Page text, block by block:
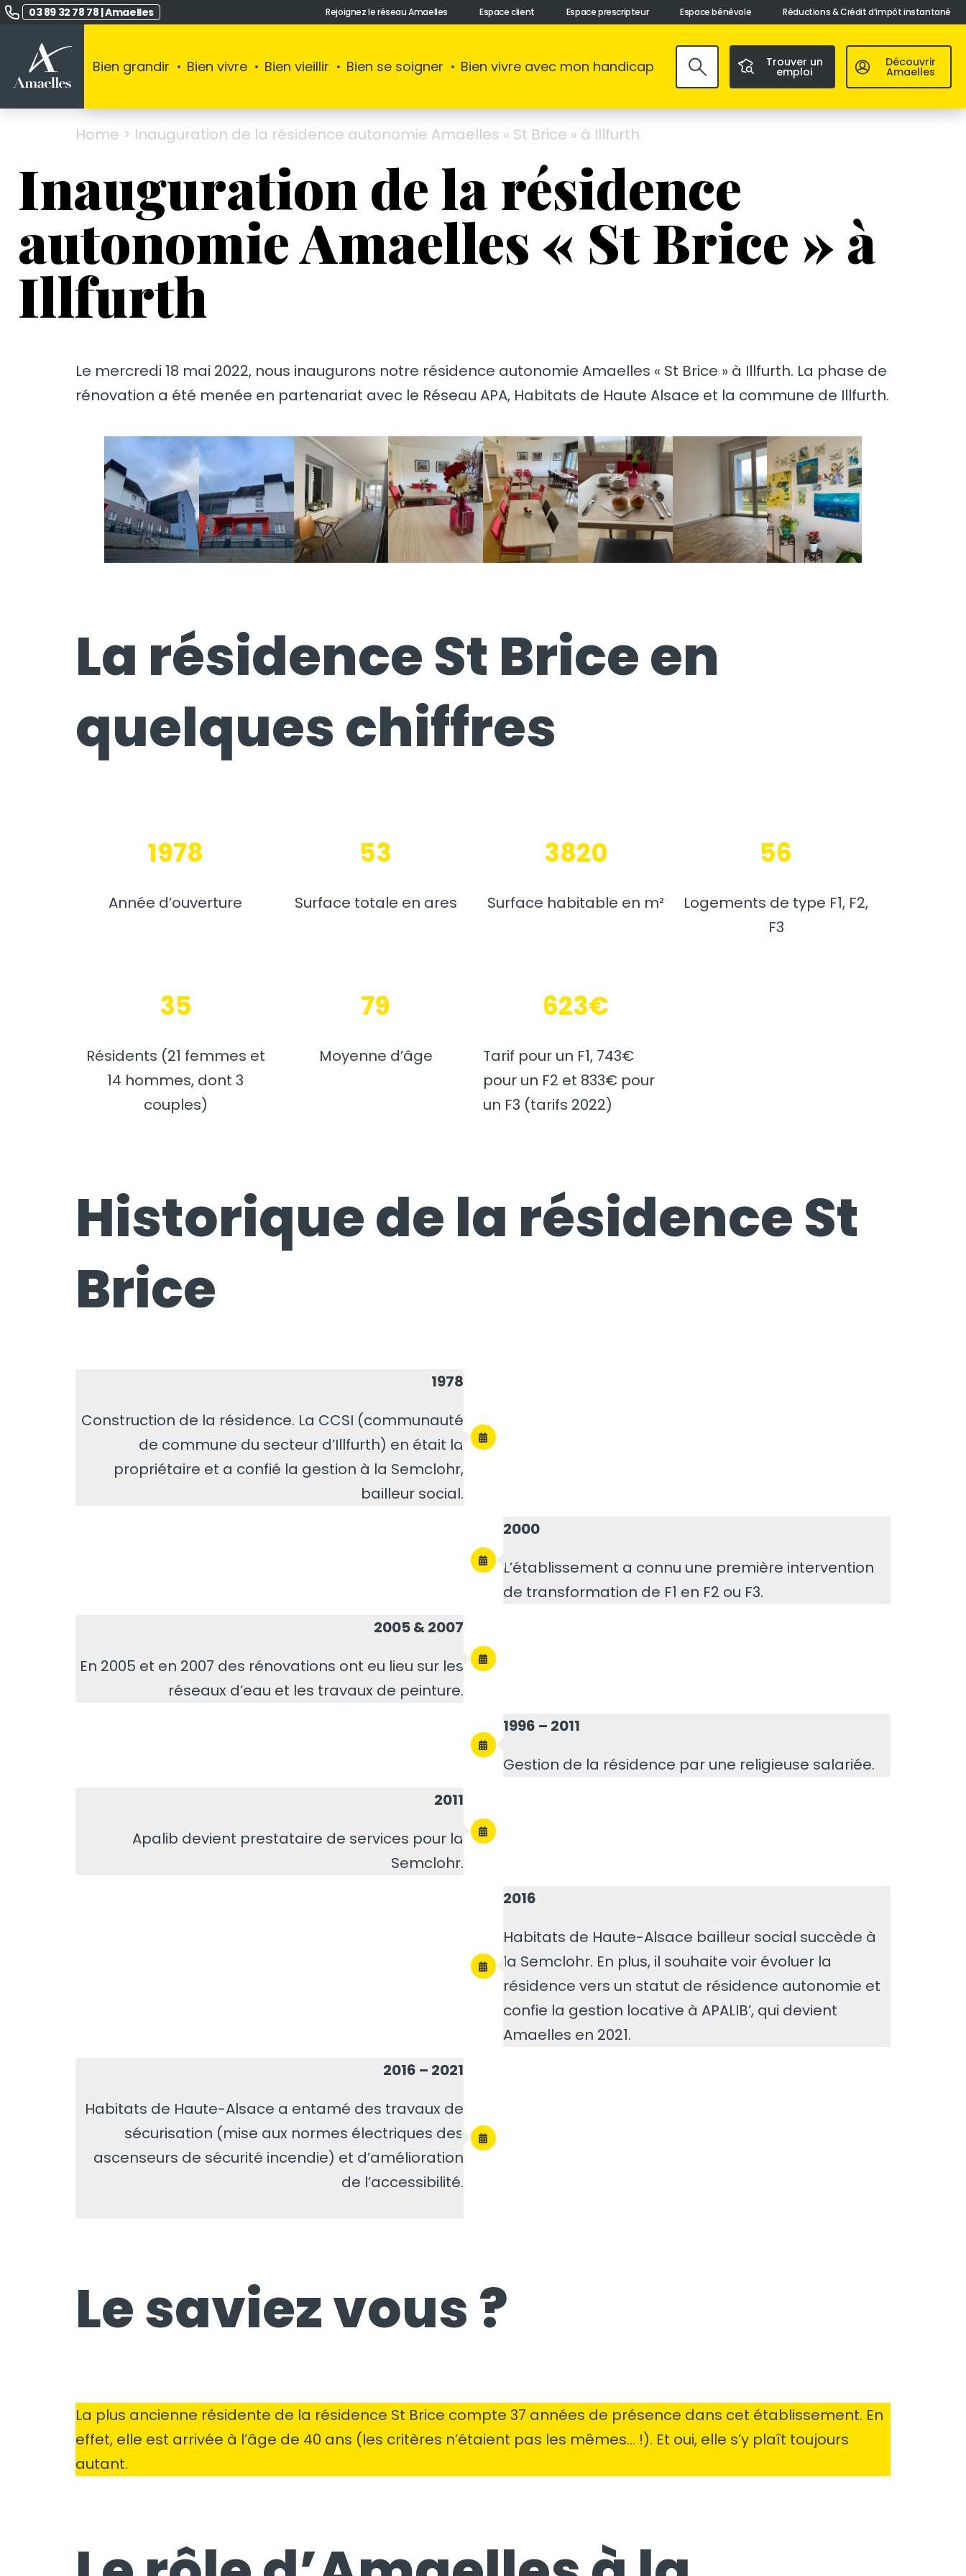
03 89 32 78 78 |Amaelles Rejoignez le réseau Amaelles Espace client Espace prescripteur Espace bénévole Réductions & Crédit d’impôt instantané
Bien grandir Bien vivre Bien vieillir Bien se soigner Bien vivre avec mon handicap Trouver un
emploi
Découvrir
Amaelles
Valider
Home > Inauguration de la résidence autonomie Amaelles « St Brice » à Illfurth
Inauguration de la résidence
autonomie Amaelles « St Brice » à
Illfurth
Le mercredi 18 mai 2022, nous inaugurons notre résidence autonomie Amaelles « St Brice » à Illfurth. La phase de
rénovation a été menée en partenariat avec le Réseau APA, Habitats de Haute Alsace et la commune de Illfurth.
La résidence St Brice en
quelques chiffres
1978
Année d’ouverture
53
Surface totale en ares
3820
Surface habitable en m²
56
Logements de type F1, F2,
F3
35
Résidents (21 femmes et
14 hommes, dont 3
couples)
79
Moyenne d’âge
623€
Tarif pour un F1, 743€
pour un F2 et 833€ pour
un F3 (tarifs 2022)
Historique de la résidence St
Brice
1978
Construction de la résidence. La CCSI (communauté
de commune du secteur d’Illfurth) en était la
propriétaire et a confié la gestion à la Semclohr,
bailleur social.
2000
L’établissement a connu une première intervention
de transformation de F1 en F2 ou F3.
2005 & 2007
En 2005 et en 2007 des rénovations ont eu lieu sur les
réseaux d’eau et les travaux de peinture.
1996 – 2011
Gestion de la résidence par une religieuse salariée.
2011
Apalib devient prestataire de services pour la
Semclohr.
2016
Habitats de Haute-Alsace bailleur social succède à
la Semclohr. En plus, il souhaite voir évoluer la
résidence vers un statut de résidence autonomie et
confie la gestion locative à APALIB’, qui devient
Amaelles en 2021.
2016 – 2021
Habitats de Haute-Alsace a entamé des travaux de
sécurisation (mise aux normes électriques des
ascenseurs de sécurité incendie) et d’amélioration
de l’accessibilité.
Le saviez vous ?
La plus ancienne résidente de la résidence St Brice compte 37 années de présence dans cet établissement. En
effet, elle est arrivée à l’âge de 40 ans (les critères n’étaient pas les mêmes… !). Et oui, elle s’y plaît toujours
autant.